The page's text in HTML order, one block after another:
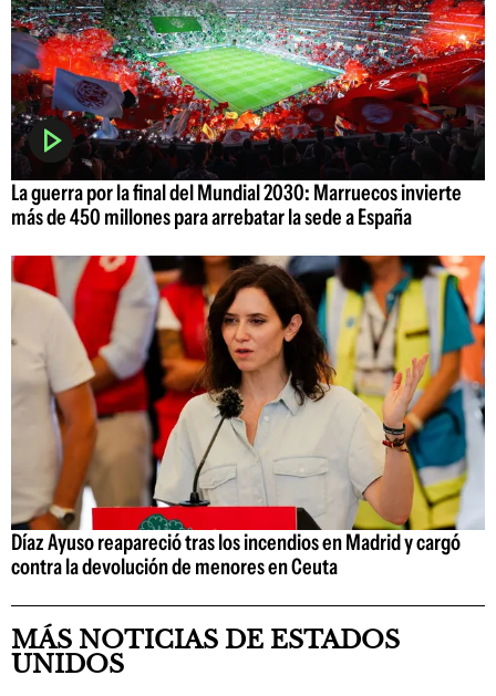
La guerra por la final del Mundial 2030: Marruecos invierte
más de 450 millones para arrebatar la sede a España
Díaz Ayuso reapareció tras los incendios en Madrid y cargó
contra la devolución de menores en Ceuta
MÁS NOTICIAS DE ESTADOS
UNIDOS